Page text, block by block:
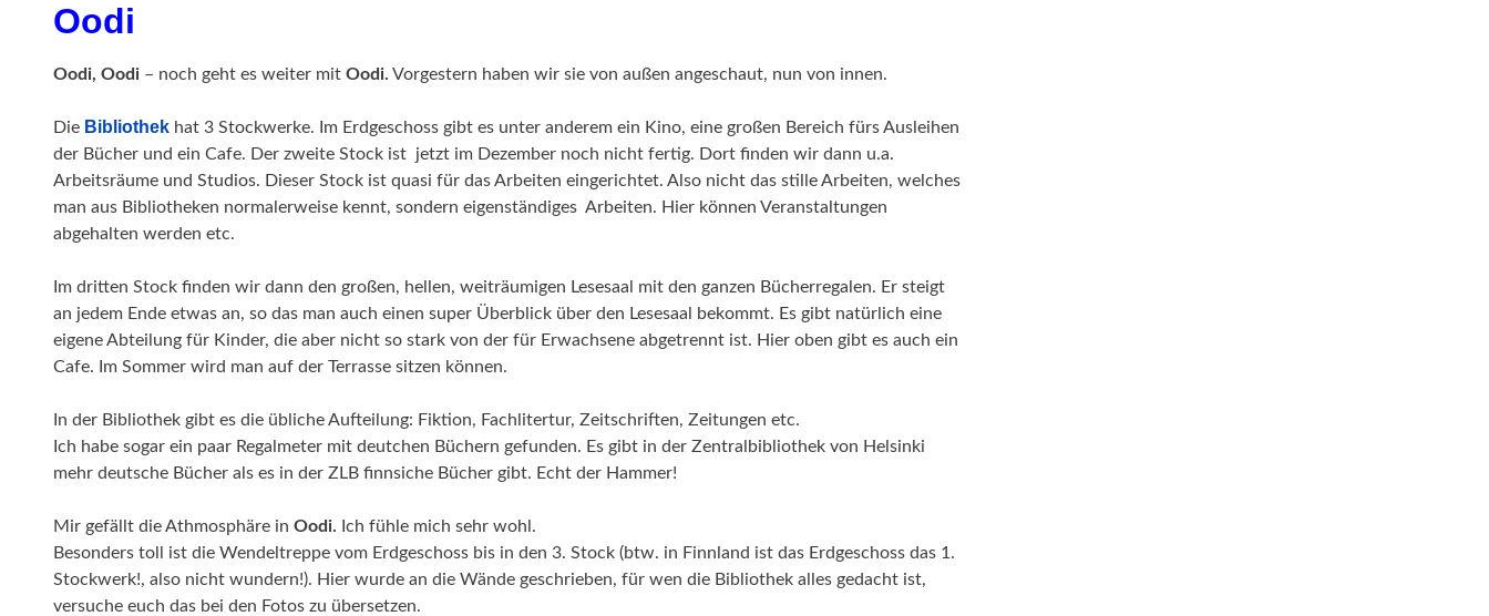
Oodi
Oodi, Oodi – noch geht es weiter mit Oodi. Vorgestern haben wir sie von außen angeschaut, nun von innen.
Die Bibliothek hat 3 Stockwerke. Im Erdgeschoss gibt es unter anderem ein Kino, eine großen Bereich fürs Ausleihen
der Bücher und ein Cafe. Der zweite Stock ist jetzt im Dezember noch nicht fertig. Dort finden wir dann u.a.
Arbeitsräume und Studios. Dieser Stock ist quasi für das Arbeiten eingerichtet. Also nicht das stille Arbeiten, welches
man aus Bibliotheken normalerweise kennt, sondern eigenständiges Arbeiten. Hier können Veranstaltungen
abgehalten werden etc.
Im dritten Stock finden wir dann den großen, hellen, weiträumigen Lesesaal mit den ganzen Bücherregalen. Er steigt
an jedem Ende etwas an, so das man auch einen super Überblick über den Lesesaal bekommt. Es gibt natürlich eine
eigene Abteilung für Kinder, die aber nicht so stark von der für Erwachsene abgetrennt ist. Hier oben gibt es auch ein
Cafe. Im Sommer wird man auf der Terrasse sitzen können.
In der Bibliothek gibt es die übliche Aufteilung: Fiktion, Fachlitertur, Zeitschriften, Zeitungen etc.
Ich habe sogar ein paar Regalmeter mit deutchen Büchern gefunden. Es gibt in der Zentralbibliothek von Helsinki
mehr deutsche Bücher als es in der ZLB finnsiche Bücher gibt. Echt der Hammer!
Mir gefällt die Athmosphäre in Oodi. Ich fühle mich sehr wohl.
Besonders toll ist die Wendeltreppe vom Erdgeschoss bis in den 3. Stock (btw. in Finnland ist das Erdgeschoss das 1.
Stockwerk!, also nicht wundern!). Hier wurde an die Wände geschrieben, für wen die Bibliothek alles gedacht ist,
versuche euch das bei den Fotos zu übersetzen.